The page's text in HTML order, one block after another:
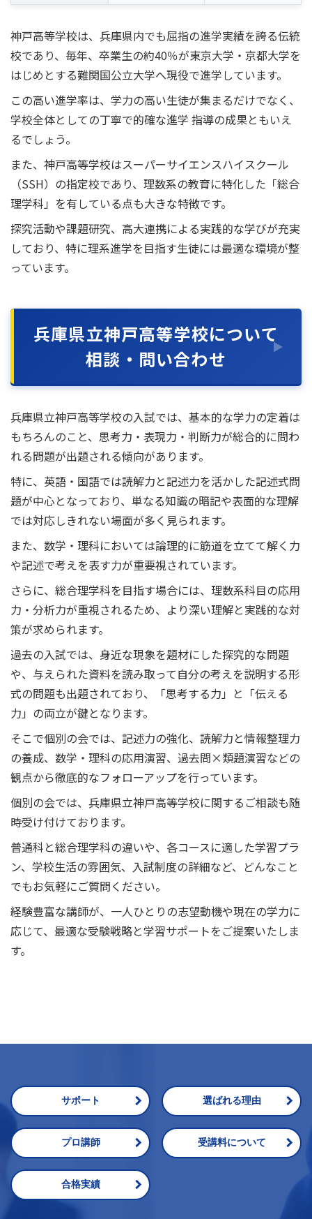
神戸高等学校は、兵庫県内でも屈指の進学実績を誇る伝統
校であり、毎年、卒業生の約40％が東京大学・京都大学を
はじめとする難関国公立大学へ現役で進学しています。
この高い進学率は、学力の高い生徒が集まるだけでなく、
学校全体としての丁寧で的確な進学 指導の成果ともいえ
るでしょう。
また、神戸高等学校はスーパーサイエンスハイスクール
（SSH）の指定校であり、理数系の教育に特化した「総合
理学科」を有している点も大きな特徴です。
探究活動や課題研究、高大連携による実践的な学びが充実
しており、特に理系進学を目指す生徒には最適な環境が整
っています。
兵庫県立神戸高等学校について
相談・問い合わせ
兵庫県立神戸高等学校の入試では、基本的な学力の定着は
もちろんのこと、思考力・表現力・判断力が総合的に問わ
れる問題が出題される傾向があります。
特に、英語・国語では読解力と記述力を活かした記述式問
題が中心となっており、単なる知識の暗記や表面的な理解
では対応しきれない場面が多く見られます。
また、数学・理科においては論理的に筋道を立てて解く力
や記述で考えを表す力が重要視されています。
さらに、総合理学科を目指す場合には、理数系科目の応用
力・分析力が重視されるため、より深い理解と実践的な対
策が求められます。
過去の入試では、身近な現象を題材にした探究的な問題
や、与えられた資料を読み取って自分の考えを説明する形
式の問題も出題されており、「思考する力」と「伝える
力」の両立が鍵となります。
そこで個別の会では、記述力の強化、読解力と情報整理力
の養成、数学・理科の応用演習、過去問×類題演習などの
観点から徹底的なフォローアップを行っています。
個別の会では、兵庫県立神戸高等学校に関するご相談も随
時受け付けております。
普通科と総合理学科の違いや、各コースに適した学習プラ
ン、学校生活の雰囲気、入試制度の詳細など、どんなこと
でもお気軽にご質問ください。
経験豊富な講師が、一人ひとりの志望動機や現在の学力に
応じて、最適な受験戦略と学習サポートをご提案いたしま
す。
サポート 選ばれる理由
プロ講師 受講料について
合格実績